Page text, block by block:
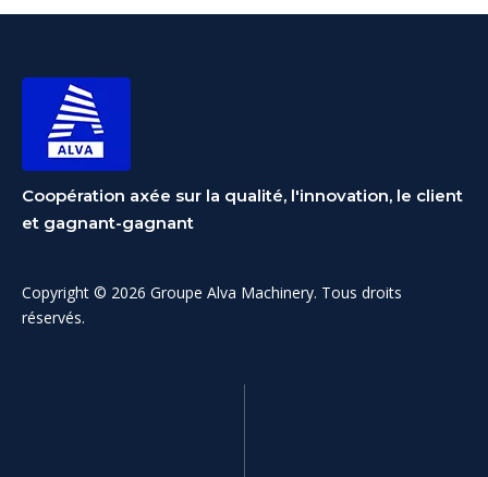
recyclage fait ses
configuration à deux
activités
Coopération axée sur la qualité, l'innovation, le client
et gagnant-gagnant
Copyright © 2026 Groupe Alva Machinery. Tous droits
réservés.